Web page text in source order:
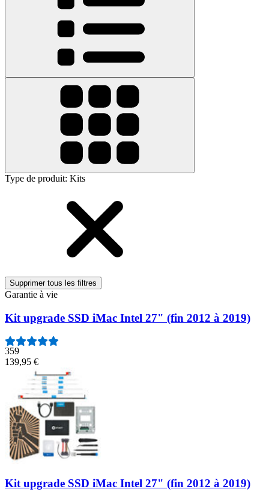
Type de produit: Kits
Supprimer tous les filtres
Garantie à vie
Kit upgrade SSD iMac Intel 27" (fin 2012 à 2019)
359
139,95 €
Kit upgrade SSD iMac Intel 27" (fin 2012 à 2019)